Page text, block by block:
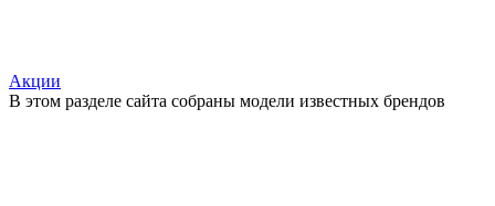
Акции
В этом разделе сайта собраны модели известных брендов